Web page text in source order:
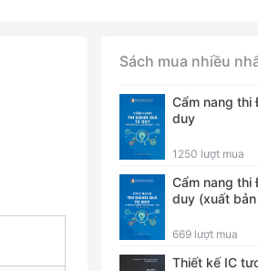
Sách mua nhiều
Cẩm nang thi
duy
1250 lượt mua
Cẩm nang thi
duy (xuất
669 lượt mua
Thiết kế IC